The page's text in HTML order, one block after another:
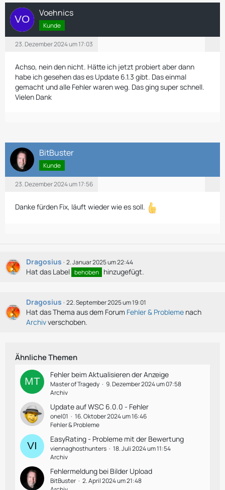
Voehnics
Kunde
23. Dezember 2024 um 17:03
Achso, nein den nicht. Hätte ich jetzt probiert aber dann
habe ich gesehen das es Update 6.1.3 gibt. Das einmal
gemacht und alle Fehler waren weg. Das ging super schnell.
Vielen Dank
BitBuster
Kunde
23. Dezember 2024 um 17:56
Danke fürden Fix, läuft wieder wie es soll.
Dragosius 2. Januar 2025 um 22:44
Hat das Label behoben hinzugefügt.
Dragosius 22. September 2025 um 19:01
Hat das Thema aus dem Forum Fehler & Probleme nach
Archivverschoben.
Ähnliche Themen
Fehler beim Aktualisieren der Anzeige
Master of Tragedy
9. Dezember 2024 um 07:58
Archiv
Update auf WSC 6.0.0 - Fehler
onel01
16. Oktober 2024 um 16:46
Fehler & Probleme
EasyRating - Probleme mit der Bewertung
viennaghosthunters
18. Juli 2024 um 11:54
Archiv
Fehlermeldung bei Bilder Upload
BitBuster
2. April 2024 um 21:48